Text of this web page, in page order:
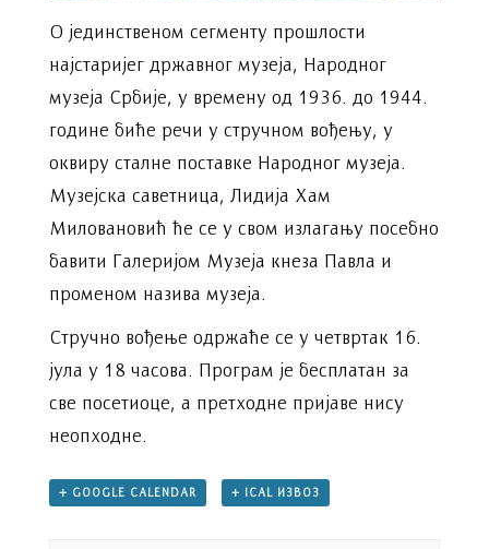
О јединственом сегменту прошлости
најстаријег државног музеја, Народног
музеја Србије, у времену од 1936. до 1944.
године биће речи у стручном вођењу, у
оквиру сталне поставке Народног музеја.
Музејска саветница, Лидија Хам
Миловановић ће се у свом излагању посебно
бавити Галеријом Музеја кнеза Павла и
променом назива музеја.
Стручно вођење одржаће се у четвртак 16.
јула у 18 часова. Програм је бесплатан за
све посетиоце, а претходне пријаве нису
неопходне.
+ GOOGLE CALENDAR + ICAL ИЗВОЗ